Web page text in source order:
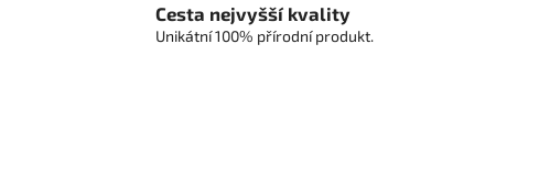
Cesta nejvyšší kvality
Unikátní 100% přírodní produkt.